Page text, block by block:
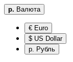
р. Валюта
€ Euro
$ US Dollar
р. Рубль